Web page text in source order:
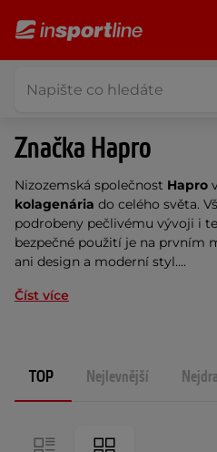
Značka Hapro
Nizozemská společnost Hapro
kolagenária do celého světa.
podrobeny pečlivému vývoji i
bezpečné použití je na prvním
ani design a moderní styl....
Číst více
TOP Nejlevnější